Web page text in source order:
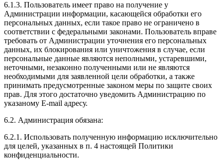
6.1.3. Пользователь имеет право на получение у
Администрации информации, касающейся обработки его
персональных данных, если такое право не ограничено в
соответствии с федеральными законами. Пользователь вправе
требовать от Администрации уточнения его персональных
данных, их блокирования или уничтожения в случае, если
персональные данные являются неполными, устаревшими,
неточными, незаконно полученными или не являются
необходимыми для заявленной цели обработки, а также
принимать предусмотренные законом меры по защите своих
прав. Для этого достаточно уведомить Администрацию по
указаному E-mail адресу.
6.2. Администрация обязана:
6.2.1. Использовать полученную информацию исключительно
для целей, указанных в п. 4 настоящей Политики
конфиденциальности.